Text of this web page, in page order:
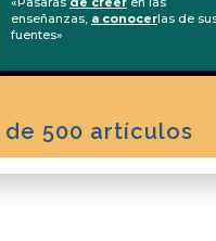
sobre Yoga, la
de 500 artículos
enseñanzas, a conocerlas de
fuentes»